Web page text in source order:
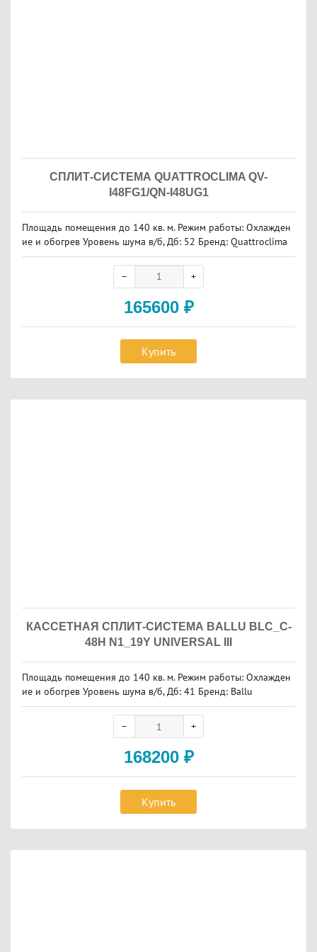
СПЛИТ-СИСТЕМА QUATTROCLIMA QV-
I48FG1/QN-I48UG1
Площадь помещения до 140 кв. м. Режим работы: Охлажден
ие и обогрев Уровень шума в/б, Дб: 52 Бренд: Quattroclima
165600 ₽
Купить
КАССЕТНАЯ СПЛИТ-СИСТЕМА BALLU BLC_C-
48H N1_19Y UNIVERSAL III
Площадь помещения до 140 кв. м. Режим работы: Охлажден
ие и обогрев Уровень шума в/б, Дб: 41 Бренд: Ballu
168200 ₽
Купить